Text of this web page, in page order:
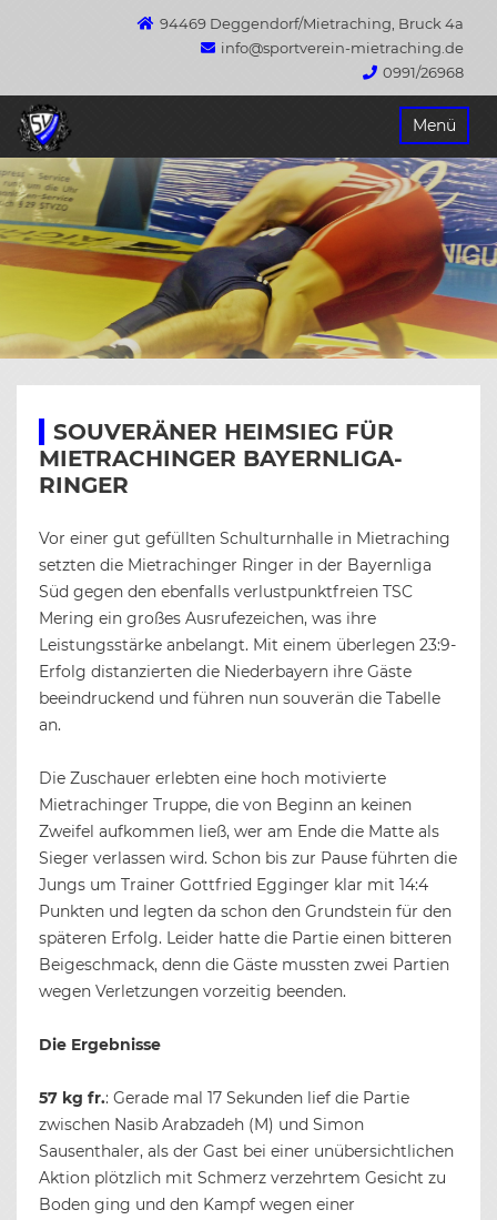
94469 Deggendorf/Mietraching, Bruck 4a
info@sportverein-mietraching.de
0991/26968
Menü
SOUVERÄNER HEIMSIEG FÜR
MIETRACHINGER BAYERNLIGA-
RINGER
Vor einer gut gefüllten Schulturnhalle in Mietraching
setzten die Mietrachinger Ringer in der Bayernliga
Süd gegen den ebenfalls verlustpunktfreien TSC
Mering ein großes Ausrufezeichen, was ihre
Leistungsstärke anbelangt. Mit einem überlegen 23:9-
Erfolg distanzierten die Niederbayern ihre Gäste
beeindruckend und führen nun souverän die Tabelle
an.
Die Zuschauer erlebten eine hoch motivierte
Mietrachinger Truppe, die von Beginn an keinen
Zweifel aufkommen ließ, wer am Ende die Matte als
Sieger verlassen wird. Schon bis zur Pause führten die
Jungs um Trainer Gottfried Egginger klar mit 14:4
Punkten und legten da schon den Grundstein für den
späteren Erfolg. Leider hatte die Partie einen bitteren
Beigeschmack, denn die Gäste mussten zwei Partien
wegen Verletzungen vorzeitig beenden.
Die Ergebnisse
57 kg fr.: Gerade mal 17 Sekunden lief die Partie
zwischen Nasib Arabzadeh (M) und Simon
Sausenthaler, als der Gast bei einer unübersichtlichen
Aktion plötzlich mit Schmerz verzehrtem Gesicht zu
Boden ging und den Kampf wegen einer